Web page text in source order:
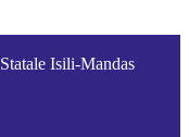
Isili-Mandas